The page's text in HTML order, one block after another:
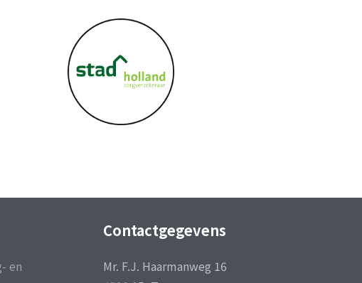
en
Contactgegevens
Mr. F.J. Haarmanweg 16